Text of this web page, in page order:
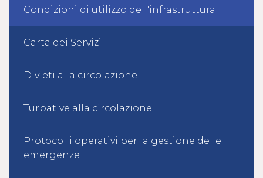
Condizioni di utilizzo dell'infrastruttura
Carta dei Servizi
Divieti alla circolazione
Turbative alla circolazione
Protocolli operativi per la gestione delle
emergenze